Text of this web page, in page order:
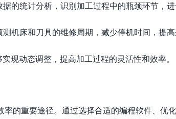
的统计分析，识别加工过程中的瓶颈环节，进
机床和刀具的维修周期，减少停机时间，提高
现动态调整，提高加工过程的灵活性和效率。
的重要途径。通过选择合适的编程软件、优